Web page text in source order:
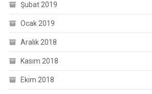
Şubat 2019
Ocak 2019
Aralık 2018
Kasım 2018
Ekim 2018